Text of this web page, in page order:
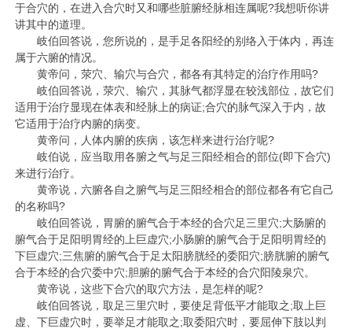
于合穴的，在进入合穴时又和哪些脏腑经脉相连属呢?我想听你讲
讲其中的道理。
岐伯回答说，您所说的，是手足各阳经的别络入于体内，再连
属于六腑的情况。
黄帝问，荥穴、输穴与合穴，都各有其特定的治疗作用吗?
岐伯回答说，荥穴、输穴，其脉气都浮显在较浅部位，故它们
适用于治疗显现在体表和经脉上的病证;合穴的脉气深入于内，故
它适用于治疗内腑的病变。
黄帝问，人体内腑的疾病，该怎样来进行治疗呢?
岐伯说，应当取用各腑之气与足三阳经相合的部位(即下合穴)
来进行治疗。
黄帝说，六腑各自之腑气与足三阳经相合的部位都各有它自己
的名称吗?
岐伯回答说，胃腑的腑气合于本经的合穴足三里穴;大肠腑的
腑气合于足阳明胃经的 上巨虚穴;小肠腑的腑气合于足阳明胃经的
下巨虚穴;三焦腑的腑气合于足太阳膀胱经的委阳穴;膀胱腑的腑气
合于本经的合穴委中穴;胆腑的腑气合于本经的合穴阳陵泉穴。
黄帝说，这些下合穴的取穴方法，是怎样的呢?
岐伯回答说，取 足三里穴时，要使足背低平才能取之;取 上巨
虚 、下巨虚穴时，要举足才能取之;取委阳穴时，要屈伸下肢以判